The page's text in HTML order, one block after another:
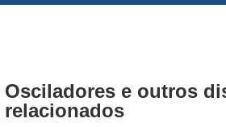
Osciladores e outros
relacionados